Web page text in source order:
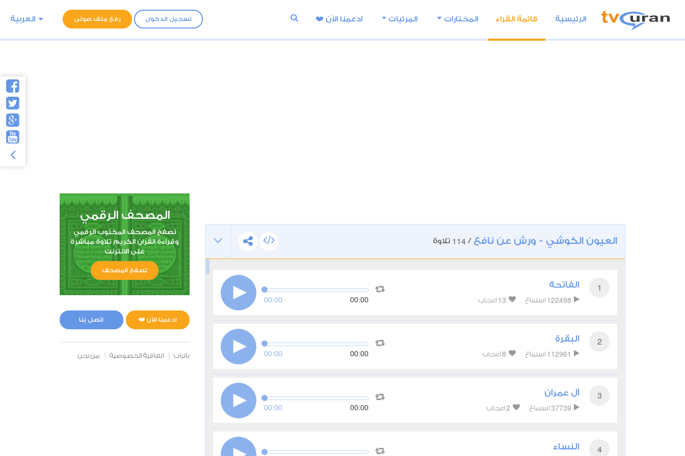
تسجيل الدخول رفع ملف صوتى العربية الرئيسية قائمة القراء المختارات المرئيات ادعمنا اﻵن ❤️
العيون الكوشي - ورش عن نافع /
114 تلاوة
1 الفاتحة
122498 استماع 13 اعجاب 00:00 00:00
2 البقرة
112961 استماع 8 اعجاب 00:00 00:00
3 آل عمران
37739 استماع 2 اعجاب 00:00 00:00
4 النساء
المصحف الرقمي
تصفح المصحف المكتوب الرقمي
وقراءة القران الكريم تلاوة مباشرة
على الانترنت
تصفح المصحف
ادعمنا الآن ❤️ اتصل بنا
بانرات اتفاقية الخصوصية من نحن